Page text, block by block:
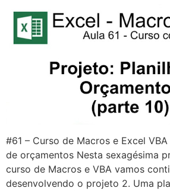
#61 – Curso de Macros e Excel
de orçamentos Nesta sexagésima
curso de Macros e VBA vamos
desenvolvendo o projeto 2. Uma